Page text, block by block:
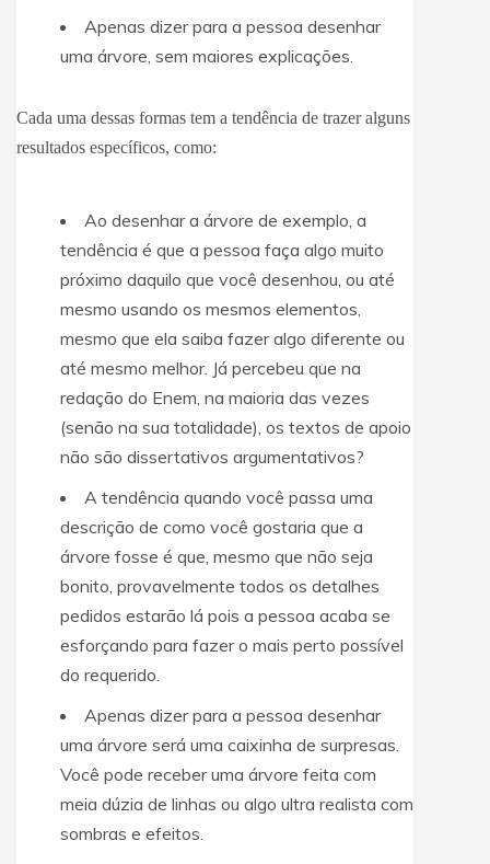
Apenas dizer para a pessoa desenhar
uma árvore, sem maiores explicações.
Cada uma dessas formas tem a tendência de trazer alguns
resultados específicos, como:
Ao desenhar a árvore de exemplo, a
tendência é que a pessoa faça algo muito
próximo daquilo que você desenhou, ou até
mesmo usando os mesmos elementos,
mesmo que ela saiba fazer algo diferente ou
até mesmo melhor. Já percebeu que na
redação do Enem, na maioria das vezes
(senão na sua totalidade), os textos de apoio
não são dissertativos argumentativos?
A tendência quando você passa uma
descrição de como você gostaria que a
árvore fosse é que, mesmo que não seja
bonito, provavelmente todos os detalhes
pedidos estarão lá pois a pessoa acaba se
esforçando para fazer o mais perto possível
do requerido.
Apenas dizer para a pessoa desenhar
uma árvore será uma caixinha de surpresas.
Você pode receber uma árvore feita com
meia dúzia de linhas ou algo ultra realista com
sombras e efeitos.